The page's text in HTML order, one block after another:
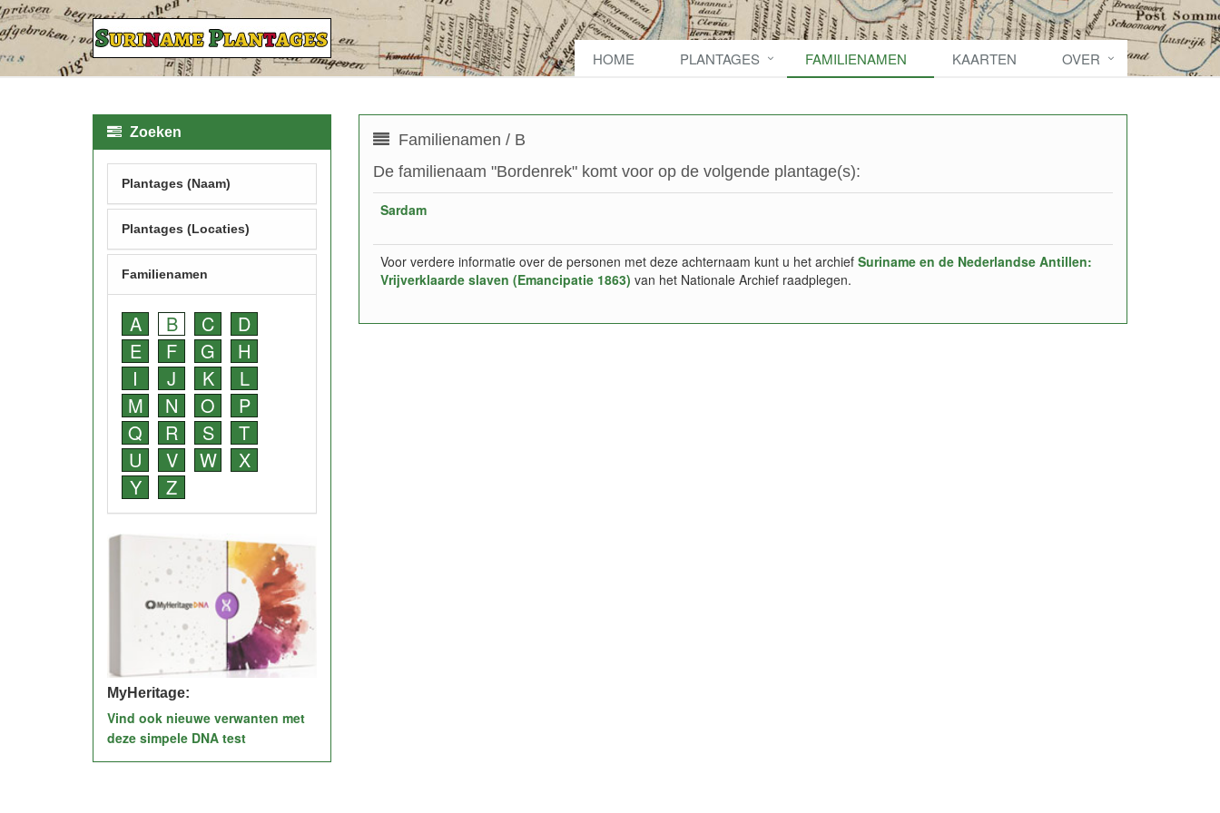
HOME PLANTAGES FAMILIENAMEN KAARTEN OVER
Familienamen / B
De familienaam "Bordenrek" komt voor op de volgende plantage(s):
Sardam
Voor verdere informatie over de personen met deze achternaam kunt u het archief Suriname en de Nederlandse Antillen:
Vrijverklaarde slaven (Emancipatie 1863) van het Nationale Archief raadplegen.
Zoeken
Plantages (Naam)
Plantages (Locaties)
Familienamen
A B C
D
E
F G
H
I
J K
L
M
N O
P
Q
R S
T
U
V W
X
Y
Z
MyHeritage:
Vind ook nieuwe verwanten met
deze simpele DNA test